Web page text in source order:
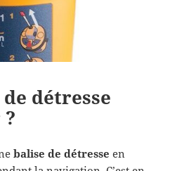
détresse
balise de détresse en